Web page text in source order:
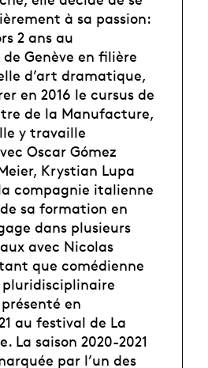
à sa passion:
2 ans au
Genève en filière
d’art dramatique,
en 2016 le cursus de
de la Manufacture,
y travaille
Oscar Gómez
Krystian Lupa
compagnie italienne
de sa formation en
dans plusieurs
avec Nicolas
que comédienne
en
au festival de La
La saison 2020-2021
par l’un des